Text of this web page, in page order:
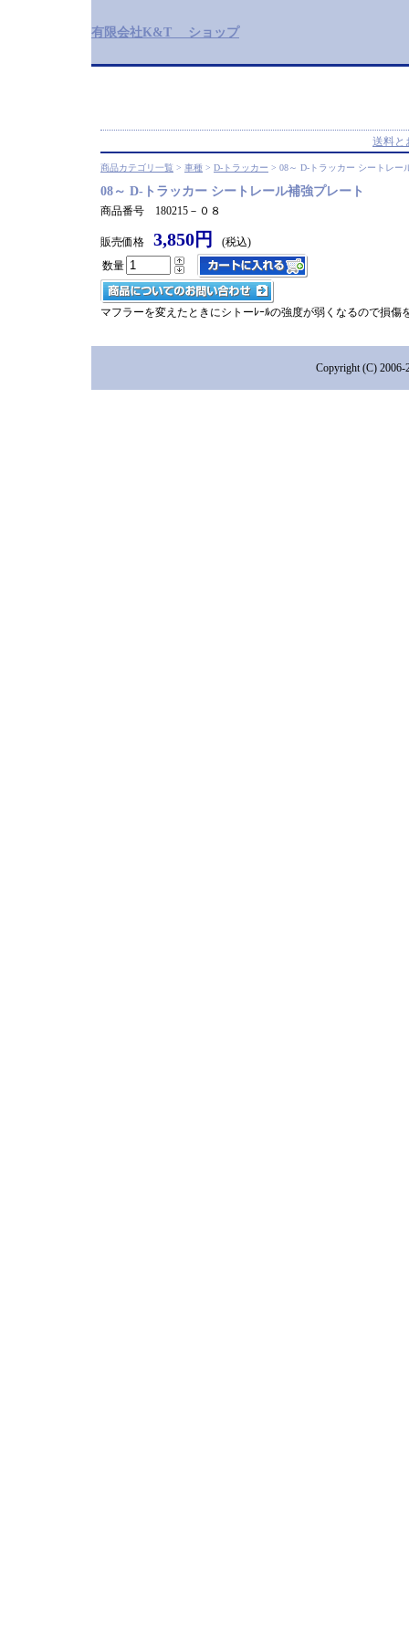
有限会社K&T ショップ
送料と
商品カテゴリ一覧 > 車種 > D-トラッカー > 08～ D-トラッカー シートレー
08～ D-トラッカー シートレール補強プレート
商品番号 180215－０８
販売価格 3,850円
(税込)
数量
マフラーを変えたときにシトーﾚｰﾙの強度が弱くなるので損傷
Copyright (C)